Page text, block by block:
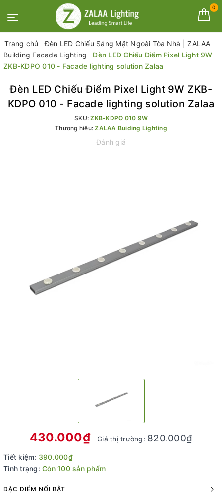
0
Trang chủ
Đèn LED Chiếu Sáng Mặt Ngoài Tòa Nhà | ZALAA
Building Facade Lighting
Đèn LED Chiếu Điểm Pixel Light 9W
ZKB-KDPO 010 - Facade lighting solution Zalaa
Đèn LED Chiếu Điểm Pixel Light 9W ZKB-
KDPO 010 - Facade lighting solution Zalaa
SKU:ZKB-KDPO 010 9W
Thương hiệu:ZALAA Buiding Lighting
Đánh giá
430.000₫ Giá thị trường:820.000₫
Tiết kiệm: 390.000₫
Tình trạng: Còn 100 sản phẩm
ĐẶC ĐIỂM NỔI BẬT